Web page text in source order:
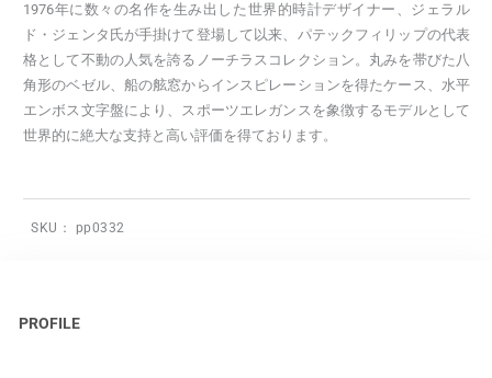
1976年に数々の名作を生み出した世界的時計デザイナー、ジェラル
ド・ジェンタ氏が手掛けて登場して以来、パテックフィリップの代表
格として不動の人気を誇るノーチラスコレクション。丸みを帯びた八
角形のベゼル、船の舷窓からインスピレーションを得たケース、水平
エンボス文字盤により、スポーツエレガンスを象徴するモデルとして
世界的に絶大な支持と高い評価を得ております。
SKU： pp0332
PROFILE